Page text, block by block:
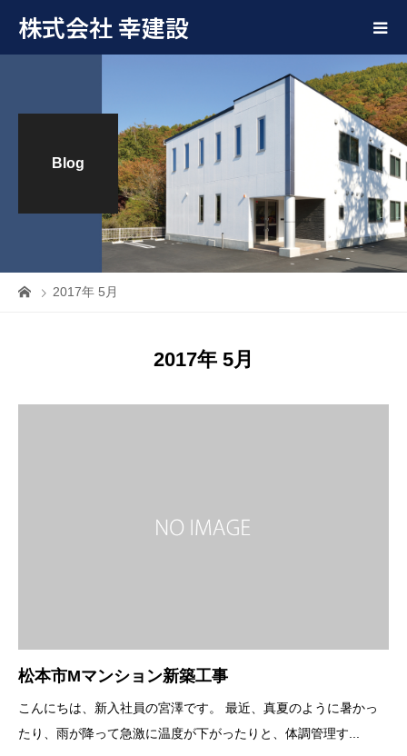
株式会社 幸建設
Blog
2017年 5月
2017年 5月
松本市Mマンション新築工事
こんにちは、新入社員の宮澤です。 最近、真夏のように暑かっ
たり、雨が降って急激に温度が下がったりと、体調管理す...